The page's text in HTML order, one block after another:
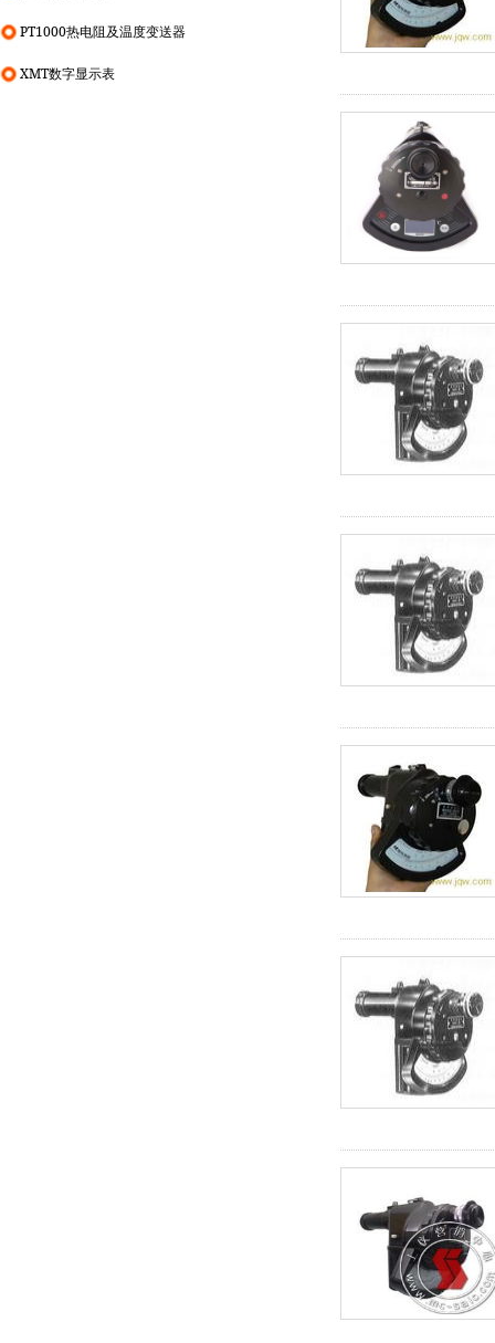
PT1000热电阻及温度变送器
XMT数字显示表